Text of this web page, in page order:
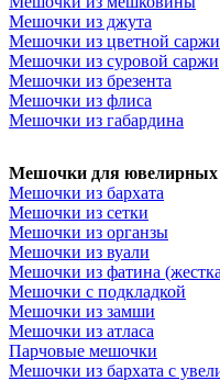
Мешочки из джута
Мешочки из цветной саржи
Мешочки из суровой саржи
Мешочки из брезента
Мешочки из флиса
Мешочки из габардина
Мешочки для ювелирных
Мешочки из бархата
Мешочки из сетки
Мешочки из органзы
Мешочки из вуали
Мешочки из фатина
Мешочки с подкладкой
Мешочки из замши
Мешочки из атласа
Парчовые мешочки
Мешочки из бархата с